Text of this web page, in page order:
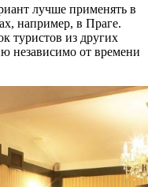
лучше применять в
например, в Праге.
туристов из других
независимо от времени